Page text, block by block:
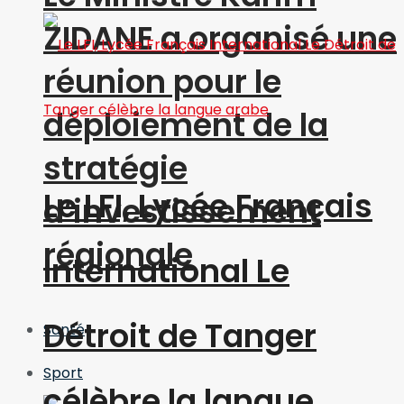
ZIDANE a organisé une
réunion pour le
déploiement de la
stratégie
d’investissement
régionale
Santé
Sport
Le LFI, Lycée Français
International Le
Détroit de Tanger